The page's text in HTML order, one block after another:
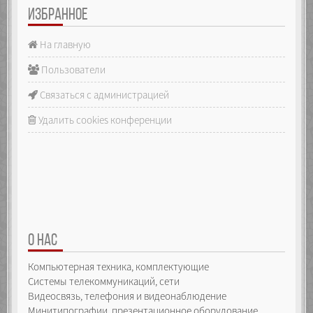
ИЗБРАННОЕ
На главную
Пользователи
Связаться с администрацией
Удалить cookies конференции
О НАС
Компьютерная техника, комплектующие
Системы телекоммуникаций, сети
Видеосвязь, телефония и видеонаблюдение